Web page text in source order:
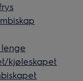
lenge
kjøleskapet